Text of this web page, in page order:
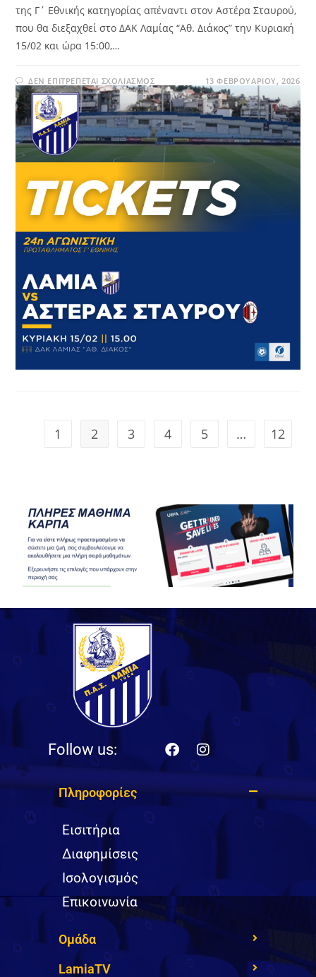
της Γ΄ Εθνικής κατηγορίας απέναντι στον Αστέρα Σταυρού,
που θα διεξαχθεί στο ΔΑΚ Λαμίας “Αθ. Διάκος” την Κυριακή
15/02 και ώρα 15:00,…
ΔΕΝ ΕΠΙΤΡΈΠΕΤΑΙ ΣΧΟΛΙΑΣΜΌΣ 13 ΦΕΒΡΟΥΑΡΊΟΥ, 2026
1 2 3 4 5 … 12
Follow us:
Πληροφορίες
Εισιτήρια
Διαφημίσεις
Ισολογισμός
Επικοινωνία
Ομάδα
LamiaTV